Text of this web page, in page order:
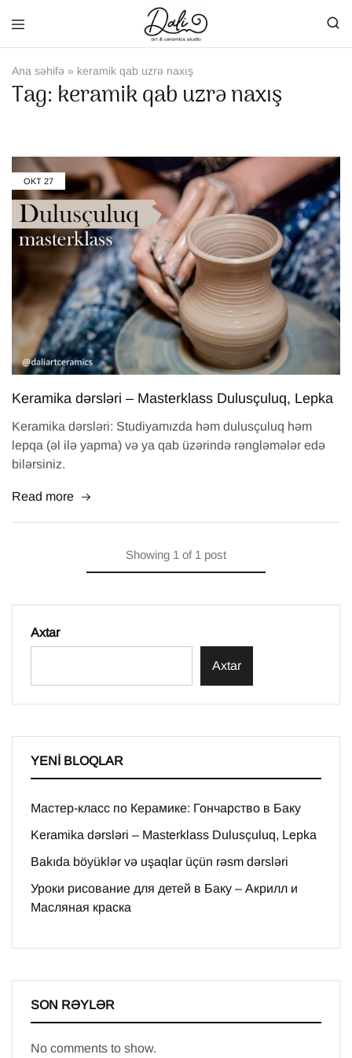
Ana səhifə » keramik qab uzrə naxış
Tag: keramik qab uzrə naxış
OKT 27
Keramika dərsləri – Masterklass Dulusçuluq, Lepka
Keramika dərsləri: Studiyamızda həm dulusçuluq həm
lepqa (əl ilə yapma) və ya qab üzərində rəngləmələr edə
bilərsiniz.
Read more
Showing 1 of 1 post
Axtar
Axtar
YENI BLOQLAR
Мастер-класс по Керамике: Гончарство в Баку
Keramika dərsləri – Masterklass Dulusçuluq, Lepka
Bakıda böyüklər və uşaqlar üçün rəsm dərsləri
Уроки рисование для детей в Баку – Акрилл и
Масляная краска
SON RƏYLƏR
No comments to show.